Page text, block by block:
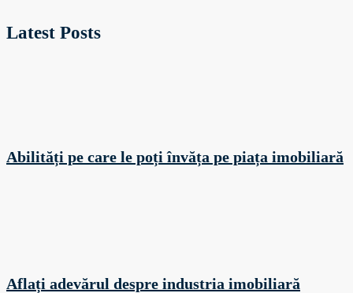
Latest Posts
Abilități pe care le poți învăța pe piața imobiliară
Aflați adevărul despre industria imobiliară